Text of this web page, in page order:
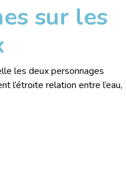
sur les
les deux personnages
l’étroite relation entre l’eau,